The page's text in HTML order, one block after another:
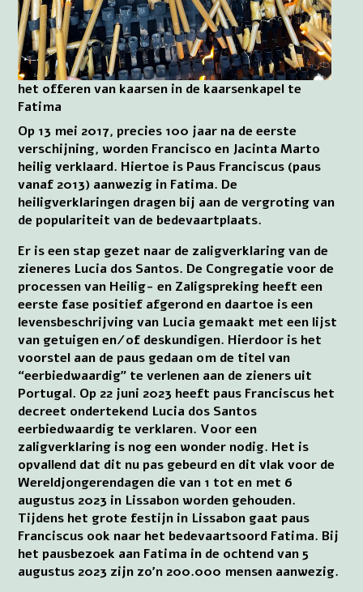
het offeren van kaarsen in de kaarsenkapel te
Fatima
Op 13 mei 2017, precies 100 jaar na de eerste
verschijning, worden Francisco en Jacinta Marto
heilig verklaard. Hiertoe is Paus Franciscus (paus
vanaf 2013) aanwezig in Fatima. De
heiligverklaringen dragen bij aan de vergroting van
de populariteit van de bedevaartplaats.
Er is een stap gezet naar de zaligverklaring van de
zieneres Lucia dos Santos. De Congregatie voor de
processen van Heilig- en Zaligspreking heeft een
eerste fase positief afgerond en daartoe is een
levensbeschrijving van Lucia gemaakt met een lijst
van getuigen en/of deskundigen. Hierdoor is het
voorstel aan de paus gedaan om de titel van
“eerbiedwaardig” te verlenen aan de zieners uit
Portugal. Op 22 juni 2023 heeft paus Franciscus het
decreet ondertekend Lucia dos Santos
eerbiedwaardig te verklaren. Voor een
zaligverklaring is nog een wonder nodig. Het is
opvallend dat dit nu pas gebeurd en dit vlak voor de
Wereldjongerendagen die van 1 tot en met 6
augustus 2023 in Lissabon worden gehouden.
Tijdens het grote festijn in Lissabon gaat paus
Franciscus ook naar het bedevaartsoord Fatima. Bij
het pausbezoek aan Fatima in de ochtend van 5
augustus 2023 zijn zo’n 200.000 mensen aanwezig.